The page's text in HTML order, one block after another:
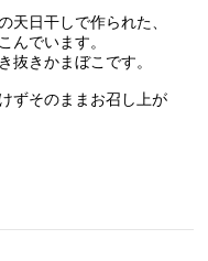
天日干しで作られた、
んでいます。
抜きかまぼこです。
ずそのままお召し上が